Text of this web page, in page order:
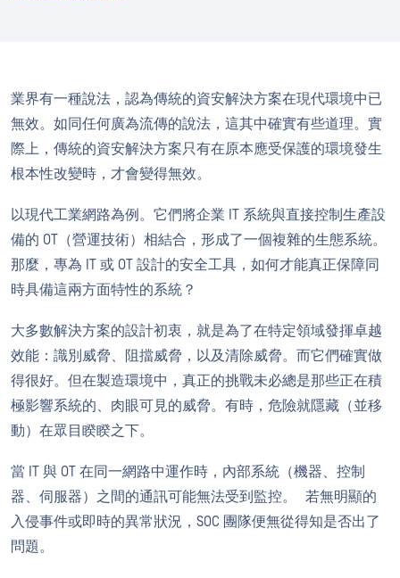
業界有一種說法，認為傳統的資安解決方案在現代環境中已
無效。如同任何廣為流傳的說法，這其中確實有些道理。實
際上，傳統的資安解決方案只有在原本應受保護的環境發生
根本性改變時，才會變得無效。
以現代工業網路為例。它們將企業 IT 系統與直接控制生產設
備的 OT（營運技術）相結合，形成了一個複雜的生態系統。
那麼，專為 IT 或 OT 設計的安全工具，如何才能真正保障同
時具備這兩方面特性的系統？
大多數解決方案的設計初衷，就是為了在特定領域發揮卓越
效能：識別威脅、阻擋威脅，以及清除威脅。而它們確實做
得很好。但在製造環境中，真正的挑戰未必總是那些正在積
極影響系統的、肉眼可見的威脅。有時，危險就隱藏（並移
動）在眾目睽睽之下。
當 IT 與 OT 在同一網路中運作時，內部系統（機器、控制
器、伺服器）之間的通訊可能無法受到監控。 若無明顯的
入侵事件或即時的異常狀況，SOC 團隊便無從得知是否出了
問題。